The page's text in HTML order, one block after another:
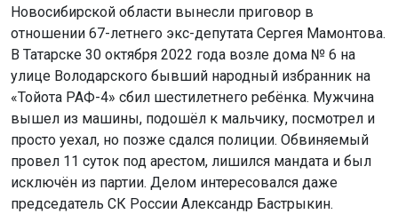
Новосибирской области вынесли приговор в
отношении 67-летнего экс-депутата Сергея Мамонтова.
В Татарске 30 октября 2022 года возле дома № 6 на
улице Володарского бывший народный избранник на
«Тойота РАФ-4» сбил шестилетнего ребёнка. Мужчина
вышел из машины, подошёл к мальчику, посмотрел и
просто уехал, но позже сдался полиции. Обвиняемый
провел 11 суток под арестом, лишился мандата и был
исключён из партии. Делом интересовался даже
председатель СК России Александр Бастрыкин.